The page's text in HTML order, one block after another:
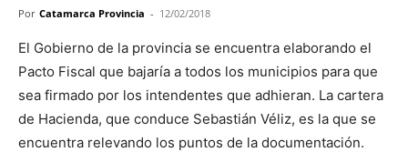
Por Catamarca Provincia - 12/02/2018
El Gobierno de la provincia se encuentra elaborando el
Pacto Fiscal que bajaría a todos los municipios para que
sea firmado por los intendentes que adhieran. La cartera
de Hacienda, que conduce Sebastián Véliz, es la que se
encuentra relevando los puntos de la documentación.